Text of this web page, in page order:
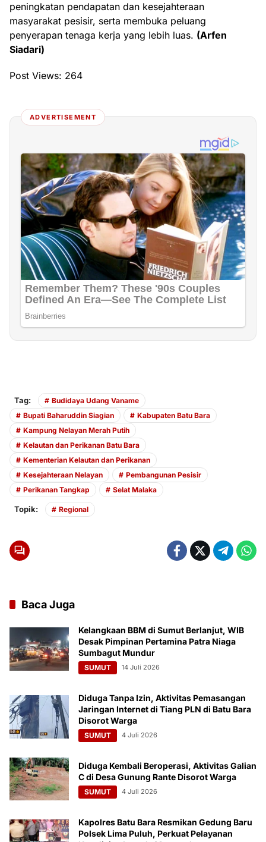
peningkatan pendapatan dan kesejahteraan
masyarakat pesisir, serta membuka peluang
penyerapan tenaga kerja yang lebih luas. (Arfen
Siadari)
Post Views: 264
ADVERTISEMENT
Tag:
Budidaya Udang Vaname
Bupati Baharuddin Siagian
Kabupaten Batu Bara
Kampung Nelayan Merah Putih
Kelautan dan Perikanan Batu Bara
Kementerian Kelautan dan Perikanan
Kesejahteraan Nelayan
Pembangunan Pesisir
Perikanan Tangkap
Selat Malaka
Topik: Regional
Baca Juga
Kelangkaan BBM di Sumut Berlanjut, WIB
Desak Pimpinan Pertamina Patra Niaga
Sumbagut Mundur
SUMUT 14 Juli 2026
Diduga Tanpa Izin, Aktivitas Pemasangan
Jaringan Internet di Tiang PLN di Batu Bara
Disorot Warga
SUMUT 4 Juli 2026
Diduga Kembali Beroperasi, Aktivitas Galian
C di Desa Gunung Rante Disorot Warga
SUMUT 4 Juli 2026
Kapolres Batu Bara Resmikan Gedung Baru
Polsek Lima Puluh, Perkuat Pelayanan